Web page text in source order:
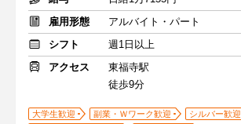
雇用形態
アルバイト・パート
シフト
週1日以上
アクセス
東福寺駅
徒歩9分
大学生歓迎 副業・Ｗワーク歓迎
シルバー歓迎